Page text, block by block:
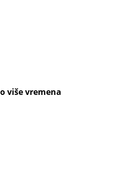
više vremena